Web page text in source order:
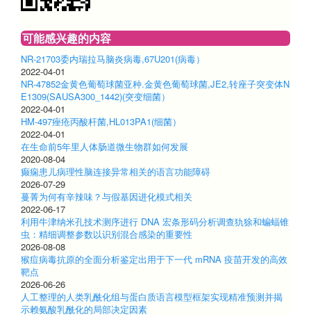
可能感兴趣的内容
NR-21703委内瑞拉马脑炎病毒,67U201(病毒）
2022-04-01
NR-47852金黄色葡萄球菌亚种.金黄色葡萄球菌,JE2,转座子突变体N
E1309(SAUSA300_1442)(突变细菌）
2022-04-01
HM-497痤疮丙酸杆菌,HL013PA1(细菌）
2022-04-01
在生命前5年里人体肠道微生物群如何发展
2020-08-04
癫痫患儿病理性脑连接异常相关的语言功能障碍
2026-07-29
蔓菁为何有辛辣味？与假基因进化模式相关
2022-06-17
利用牛津纳米孔技术测序进行 DNA 宏条形码分析调查犰狳和蝙蝠锥
虫：精细调整参数以识别混合感染的重要性
2026-08-08
猴痘病毒抗原的全面分析鉴定出用于下一代 mRNA 疫苗开发的高效
靶点
2026-06-26
人工整理的人类乳酰化组与蛋白质语言模型框架实现精准预测并揭
示赖氨酸乳酰化的局部决定因素